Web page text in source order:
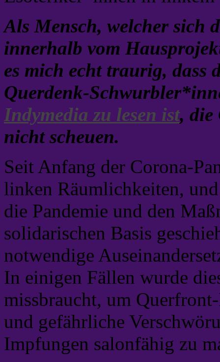
Als Mensch, welcher sich
innerhalb vom
es mich echt traurig, dass
Querdenk-
Indymedia zu lesen ist, die
nicht scheuen.
Seit Anfang der Corona-
linken Räumlichkeiten,
die Pandemie und den
solidarischen Basis
notwendige
In einigen Fällen wurde
missbraucht, um
und gefährliche
Impfungen salonfähig zu